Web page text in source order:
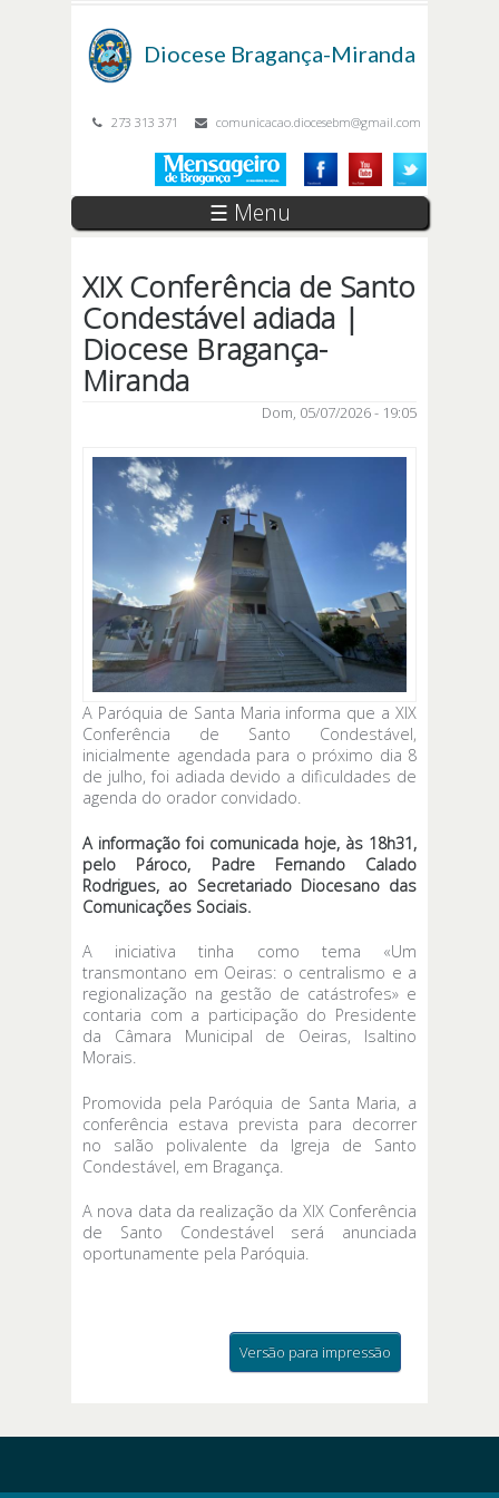
Diocese Bragança-Miranda
273 313 371 comunicacao.diocesebm@gmail.com
☰ Menu
XIX Conferência de Santo
Condestável adiada |
Diocese Bragança-
Miranda
Dom, 05/07/2026 - 19:05
A Paróquia de Santa Maria informa que a XIX
Conferência de Santo Condestável,
inicialmente agendada para o próximo dia 8
de julho, foi adiada devido a dificuldades de
agenda do orador convidado.
A informação foi comunicada hoje, às 18h31,
pelo Pároco, Padre Fernando Calado
Rodrigues, ao Secretariado Diocesano das
Comunicações Sociais.
A iniciativa tinha como tema «Um
transmontano em Oeiras: o centralismo e a
regionalização na gestão de catástrofes» e
contaria com a participação do Presidente
da Câmara Municipal de Oeiras, Isaltino
Morais.
Promovida pela Paróquia de Santa Maria, a
conferência estava prevista para decorrer
no salão polivalente da Igreja de Santo
Condestável, em Bragança.
A nova data da realização da XIX Conferência
de Santo Condestável será anunciada
oportunamente pela Paróquia.
Versão para impressão